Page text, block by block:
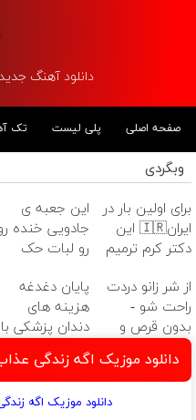
دانلود آهنگ جدید 1404 در ملودی
صفحه اصلی پلی لیست تک
وبگردی
برای اولین بار در
ایران🇮🇷 این
دکتر کرم ترمیم
ساخت!
این جعبه ی
جادویی خنده
رو لبات حک
خرید40%تخفیف
از شر زانو دردت
راحت شو -
بدون قرص و
عمل
پایان دغدغه
هزینه های
دندان پزشکی با
پک سفید
کننده خانگی
دانلود موزیک اگه زندگی
دانلود موزیک اگه